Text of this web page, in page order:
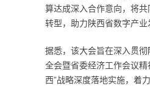
算达成深入合作意向，将
转型，助力陕西省数字产业
据悉，该大会旨在深入贯
全会暨省委经济工作会议
西”战略深度落地实施，着